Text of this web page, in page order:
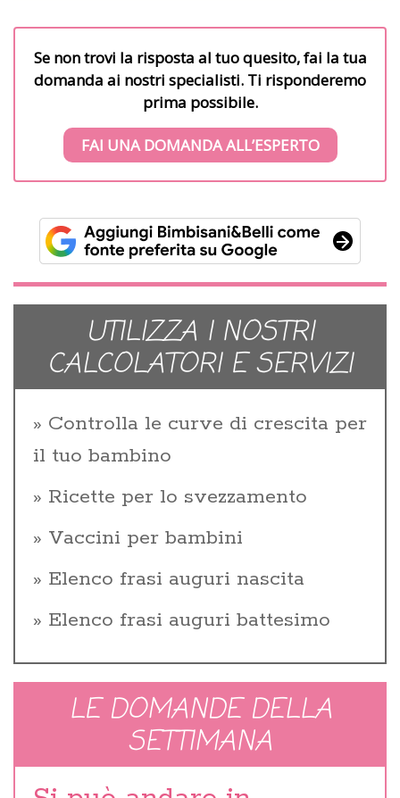
Se non trovi la risposta al tuo quesito, fai la tua
domanda ai nostri specialisti. Ti risponderemo
prima possibile.
FAI UNA DOMANDA ALL’ESPERTO
UTILIZZA I NOSTRI
CALCOLATORI E SERVIZI
Controlla le curve di crescita per
il tuo bambino
Ricette per lo svezzamento
Vaccini per bambini
Elenco frasi auguri nascita
Elenco frasi auguri battesimo
LE DOMANDE DELLA
SETTIMANA